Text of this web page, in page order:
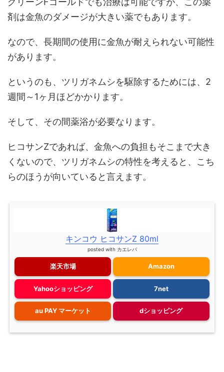
剤は金魚のダメージが大きい薬でもあります。
なので、長期間の使用に金魚が耐えられない可能性
があります。
というのも、ツリガネムシを駆除するためには、2
週間～1ヶ月ほどかかります。
そして、その間薬浴が必要なります。
ヒコサンZであれば、金魚への負担もそこまで大き
くないので、ツリガネムシの特性を考えると、こち
らのほうが向いていると言えます。
キンコウ ヒコサンZ 80ml
posted with カエレバ
楽天市場 Amazon
Yahooショッピング 7net
au PAY マーケット dショッピング